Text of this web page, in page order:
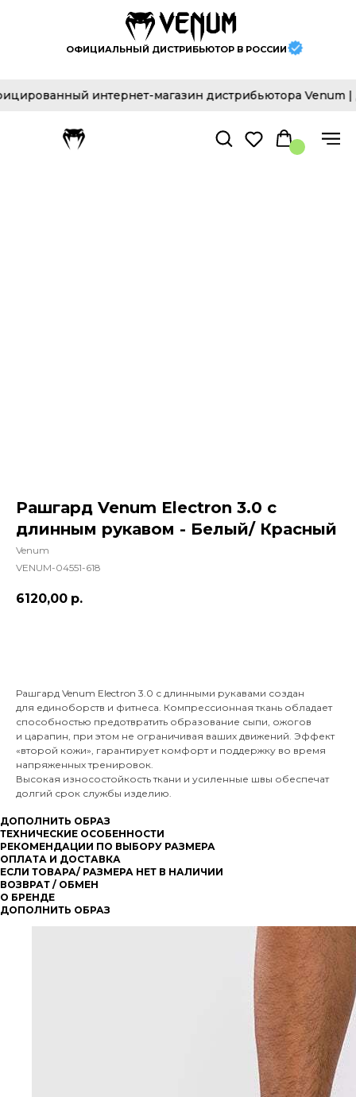
ОФИЦИАЛЬНЫЙ ДИСТРИБЬЮТОР В РОССИИ
интернет-магазин дистрибьютора Venum |
Рашгард Venum Electron 3.0 c
длинным рукавом - Белый/ Красный
Venum
VENUM-04551-618
6120,00 р.
Рашгард Venum Electron 3.0 с длинными рукавами создан
для единоборств и фитнеса. Компрессионная ткань обладает
способностью предотвратить образование сыпи, ожогов
и царапин, при этом не ограничивая ваших движений. Эффект
«второй кожи», гарантирует комфорт и поддержку во время
напряженных тренировок.
Высокая износостойкость ткани и усиленные швы обеспечат
долгий срок службы изделию.
ДОПОЛНИТЬ ОБРАЗ
ТЕХНИЧЕСКИЕ ОСОБЕННОСТИ
РЕКОМЕНДАЦИИ ПО ВЫБОРУ РАЗМЕРА
ОПЛАТА И ДОСТАВКА
ЕСЛИ ТОВАРА/ РАЗМЕРА НЕТ В НАЛИЧИИ
ВОЗВРАТ / ОБМЕН
О БРЕНДЕ
ДОПОЛНИТЬ ОБРАЗ